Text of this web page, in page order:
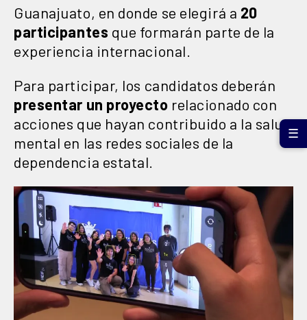
Guanajuato, en donde se elegirá a 20
participantes que formarán parte de la
experiencia internacional.
Para participar, los candidatos deberán
presentar un proyecto relacionado con
acciones que hayan contribuido a la salud
mental en las redes sociales de la
dependencia estatal.
☰